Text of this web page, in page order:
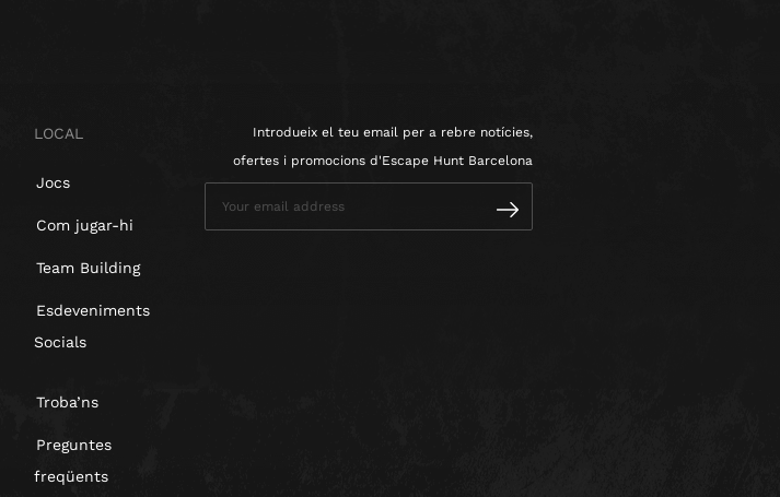
LOCAL
Jocs
Com jugar-hi
Team Building
Esdeveniments
Socials
Troba’ns
Preguntes
freqüents
Introdueix el teu email per a rebre notícies,
ofertes i promocions d'Escape Hunt Barcelona